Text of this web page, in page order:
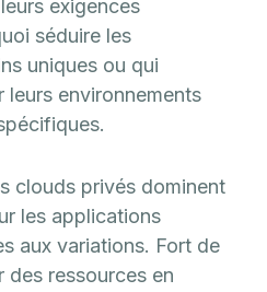
exigences
séduire les
uniques ou qui
leurs environnements
clouds privés dominent
les applications
aux variations. Fort de
des ressources en